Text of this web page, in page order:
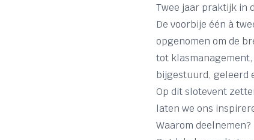
Twee jaar praktijk in
De voorbije één à
opgenomen om de
tot
bijgestuurd, geleerd
Op dit slotevent
laten we ons
Waarom deelnemen?